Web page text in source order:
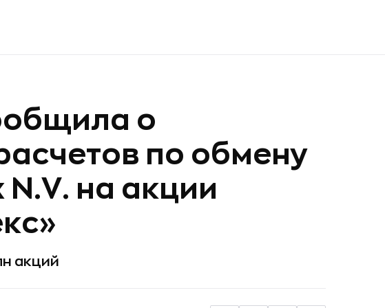
о
по обмену
на акции
акций